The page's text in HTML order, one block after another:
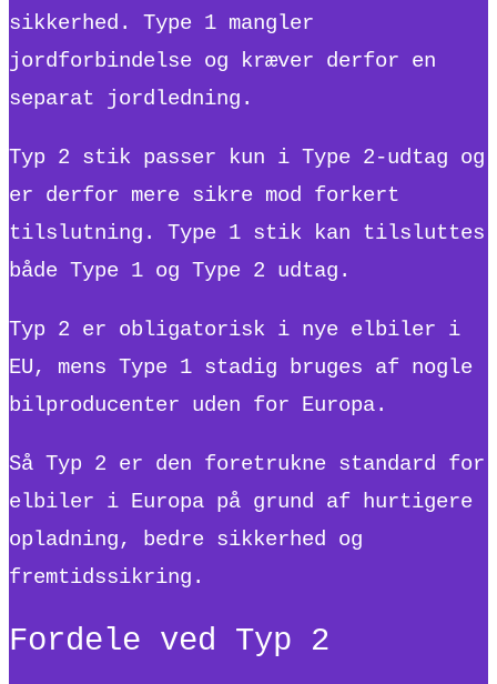
sikkerhed. Type 1 mangler
jordforbindelse og kræver derfor en
separat jordledning.
Typ 2 stik passer kun i Type 2-udtag og
er derfor mere sikre mod forkert
tilslutning. Type 1 stik kan tilsluttes
både Type 1 og Type 2 udtag.
Typ 2 er obligatorisk i nye elbiler i
EU, mens Type 1 stadig bruges af nogle
bilproducenter uden for Europa.
Så Typ 2 er den foretrukne standard for
elbiler i Europa på grund af hurtigere
opladning, bedre sikkerhed og
fremtidssikring.
Fordele ved Typ 2